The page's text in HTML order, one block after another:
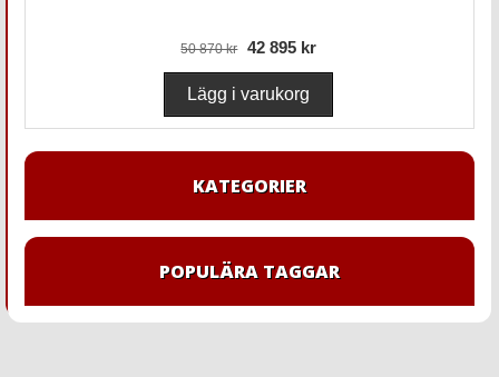
50 870 kr 42 895 kr
KATEGORIER
POPULÄRA TAGGAR